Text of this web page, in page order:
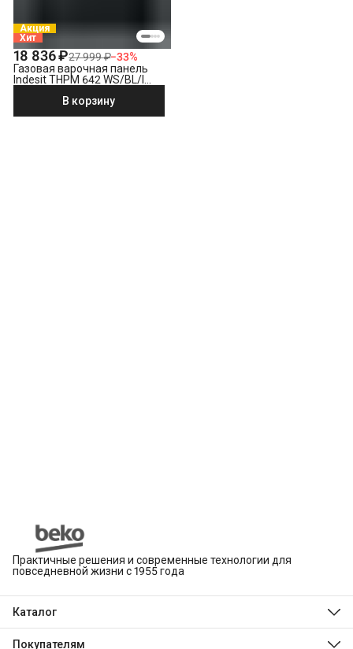
Акция
Хит
18 836 ₽27 999 ₽−33%
Газовая варочная панель
Indesit THPM 642 WS/BL/I
В корзину
Практичные решения и современные технологии для
повседневной жизни с 1955 года
Каталог
Hotpoint
Покупателям